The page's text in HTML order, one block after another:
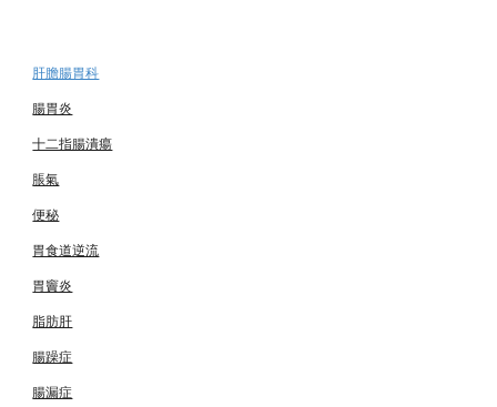
肝膽腸胃科
腸胃炎
十二指腸潰瘍
脹氣
便秘
胃食道逆流
胃竇炎
脂肪肝
腸躁症
腸漏症